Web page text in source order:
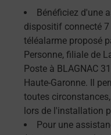
Bénéficiez d'une
dispositif connecté
téléalarme proposé
Personne, filiale de
Poste à BLAGNAC
Haute-Garonne. Il
toutes
lors de l'installation
Pour une